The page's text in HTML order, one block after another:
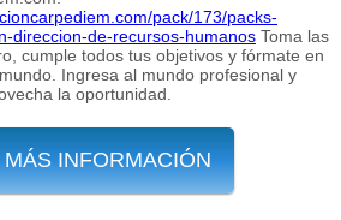
pack/173/packs-
direccion-de-recursos-humanos Toma las
cumple todos tus objetivos y fórmate en
Ingresa al mundo profesional y
la oportunidad.
MÁS INFORMACIÓN